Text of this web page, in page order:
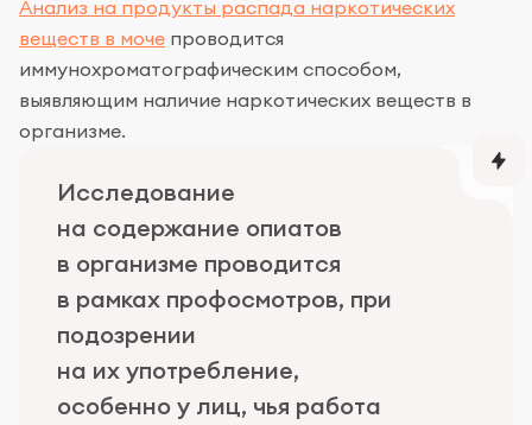
Анализ на продукты распада наркотических
веществ в моче проводится
иммунохроматографическим способом,
выявляющим наличие наркотических веществ в
организме.
Исследование
на содержание опиатов
в организме проводится
в рамках профосмотров, при
подозрении
на их употребление,
особенно у лиц, чья работа